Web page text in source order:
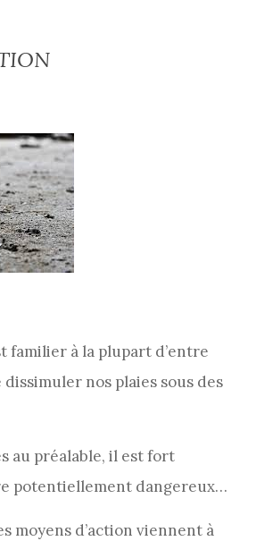
familier à la plupart d’entre
dissimuler nos plaies sous des
au préalable, il est fort
potentiellement dangereux…
moyens d’action viennent à